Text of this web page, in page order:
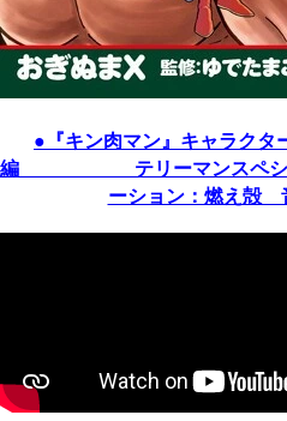
● 『キン肉マン』キャラクタ
編 テリーマンスペ
ーション：燃え殻